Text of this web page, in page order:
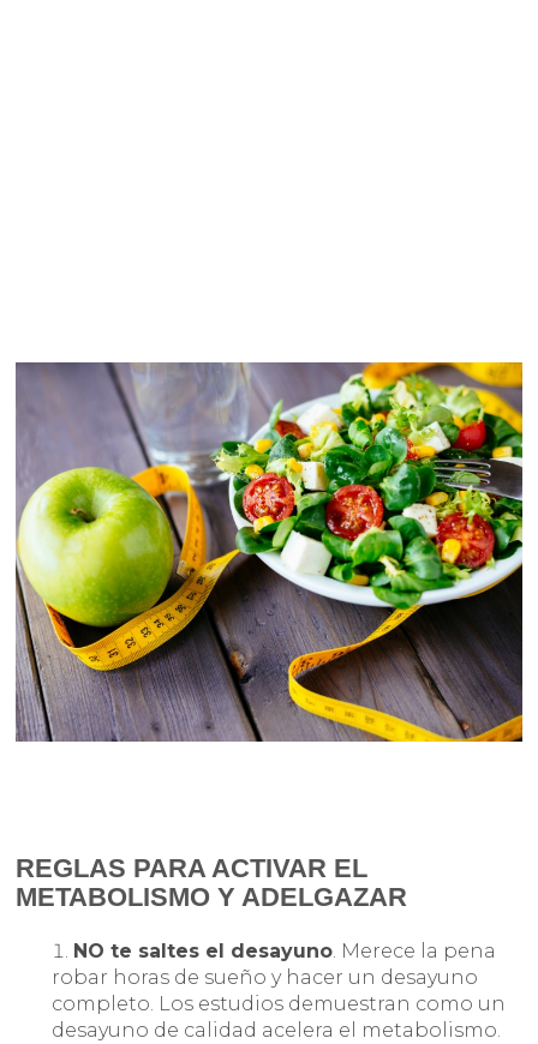
REGLAS PARA ACTIVAR EL
METABOLISMO Y ADELGAZAR
NO te saltes el desayuno. Merece la pena
robar horas de sueño y hacer un desayuno
completo. Los estudios demuestran como un
desayuno de calidad acelera el metabolismo.